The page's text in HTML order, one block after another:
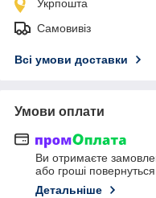
Укрпошта
Самовивіз
Всі умови доставки
Умови оплати
Ви отримаєте
або гроші
Детальніше